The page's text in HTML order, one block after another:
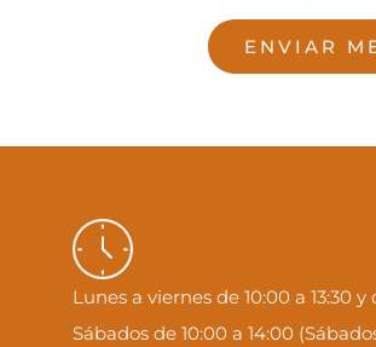
ENVIAR
Lunes a viernes de 10:00 a 13:30 y
Sábados de 10:00 a 14:00